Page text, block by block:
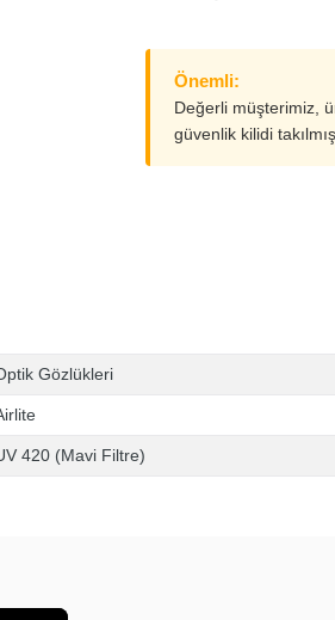
Önemli:
Değerli müşterimiz,
güvenlik kilidi
Gözlükleri
420 (Mavi Filtre)